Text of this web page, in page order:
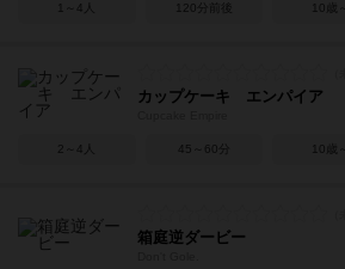
1～4人 120分前後 10歳～
カップケーキ エンパイア
2～4人 45～60分 10歳～
箱庭逆ダービー